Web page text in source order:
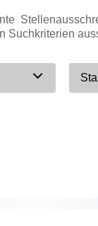
Suchkriterien